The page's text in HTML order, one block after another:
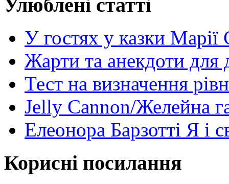
Улюблені статті
У гостях у казки
Жарти та анекдоти для
Тест на визначення
Jelly Cannon/Желейна
Елеонора Барзотті Я і
Корисні посилання